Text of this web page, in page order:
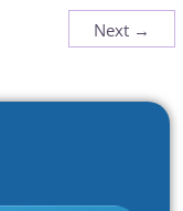
Next →